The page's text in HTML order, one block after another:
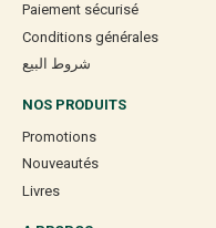
Paiement sécurisé
Conditions générales
شروط البيع
NOS PRODUITS
Promotions
Nouveautés
Livres